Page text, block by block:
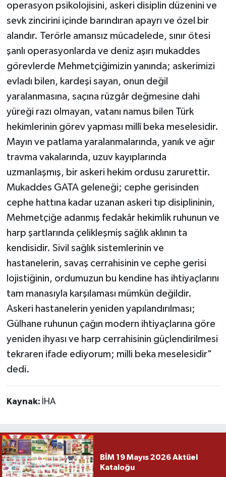
operasyon psikolojisini, askeri disiplin düzenini ve
sevk zincirini içinde barındıran apayrı ve özel bir
alandır. Terörle amansız mücadelede, sınır ötesi
şanlı operasyonlarda ve deniz aşırı mukaddes
görevlerde Mehmetçiğimizin yanında; askerimizi
evladı bilen, kardeşi sayan, onun değil
yaralanmasına, saçına rüzgâr değmesine dahi
yüreği razı olmayan, vatanı namus bilen Türk
hekimlerinin görev yapması millî beka meselesidir.
Mayın ve patlama yaralanmalarında, yanık ve ağır
travma vakalarında, uzuv kayıplarında
uzmanlaşmış, bir askeri hekim ordusu zarurettir.
Mukaddes GATA geleneği; cephe gerisinden
cephe hattına kadar uzanan askeri tıp disiplininin,
Mehmetçiğe adanmış fedakâr hekimlik ruhunun ve
harp şartlarında çelikleşmiş sağlık aklının ta
kendisidir. Sivil sağlık sistemlerinin ve
hastanelerin, savaş cerrahisinin ve cephe gerisi
lojistiğinin, ordumuzun bu kendine has ihtiyaçlarını
tam manasıyla karşılaması mümkün değildir.
Askeri hastanelerin yeniden yapılandırılması;
Gülhane ruhunun çağın modern ihtiyaçlarına göre
yeniden ihyası ve harp cerrahisinin güçlendirilmesi
tekraren ifade ediyorum; milli beka meselesidir"
dedi.
Kaynak: İHA
BİM 19 Mayıs 2026 Aktüel
Kataloğu